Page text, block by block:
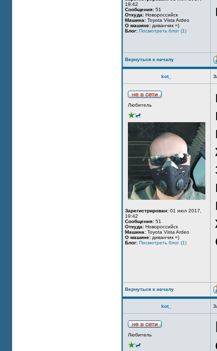
19:42
Сообщения: 51
Откуда: Новороссийск
Машина: Toyota Vista Ardeo
О машине: диванчик =)
Блог: Посмотреть блог (1)
Вернуться к началу
kot_
Любитель
Зарегистрирован: 01 июл 2017,
19:42
Сообщения: 51
Откуда: Новороссийск
Машина: Toyota Vista Ardeo
О машине: диванчик =)
Блог: Посмотреть блог (1)
Вернуться к началу
kot_
Любитель